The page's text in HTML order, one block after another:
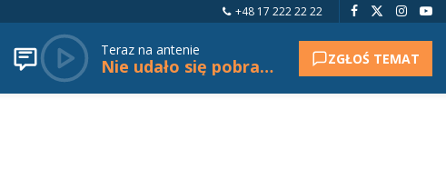
+48 17 222 22 22
Teraz na antenie
Nie udało się pobrać tytułu. ZGŁOŚ TEMAT